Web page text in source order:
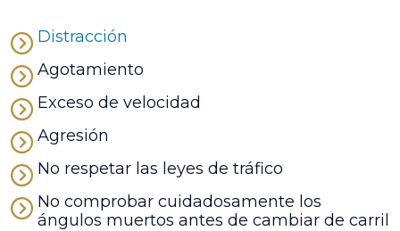
Distracción
Agotamiento
Exceso de velocidad
Agresión
No respetar las leyes de tráfico
No comprobar cuidadosamente los
ángulos muertos antes de cambiar de carril